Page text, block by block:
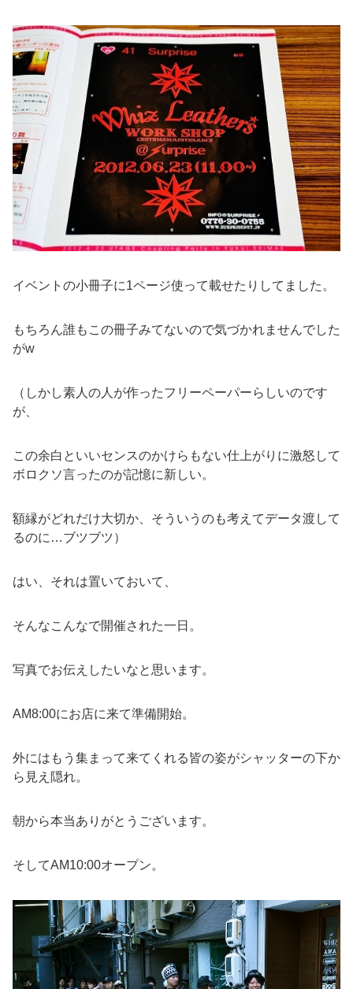
イベントの小冊子に1ページ使って載せたりしてました。
もちろん誰もこの冊子みてないので気づかれませんでした
がw
（しかし素人の人が作ったフリーペーパーらしいのです
が、
この余白といいセンスのかけらもない仕上がりに激怒して
ボロクソ言ったのが記憶に新しい。
額縁がどれだけ大切か、そういうのも考えてデータ渡して
るのに…ブツブツ）
はい、それは置いておいて、
そんなこんなで開催された一日。
写真でお伝えしたいなと思います。
AM8:00にお店に来て準備開始。
外にはもう集まって来てくれる皆の姿がシャッターの下か
ら見え隠れ。
朝から本当ありがとうございます。
そしてAM10:00オープン。